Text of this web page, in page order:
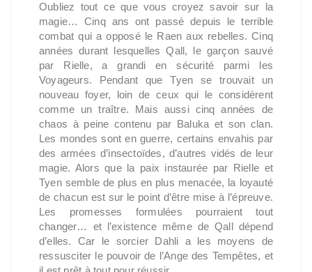
Oubliez tout ce que vous croyez savoir sur la
magie… Cinq ans ont passé depuis le terrible
combat qui a opposé le Raen aux rebelles. Cinq
années durant lesquelles Qall, le garçon sauvé
par Rielle, a grandi en sécurité parmi les
Voyageurs. Pendant que Tyen se trouvait un
nouveau foyer, loin de ceux qui le considèrent
comme un traître. Mais aussi cinq années de
chaos à peine contenu par Baluka et son clan.
Les mondes sont en guerre, certains envahis par
des armées d’insectoïdes, d’autres vidés de leur
magie. Alors que la paix instaurée par Rielle et
Tyen semble de plus en plus menacée, la loyauté
de chacun est sur le point d’être mise à l’épreuve.
Les promesses formulées pourraient tout
changer… et l’existence même de Qall dépend
d’elles. Car le sorcier Dahli a les moyens de
ressusciter le pouvoir de l’Ange des Tempêtes, et